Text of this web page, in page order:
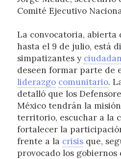
Comité Ejecutivo
La convocatoria, abierta
hasta el 9 de julio, está
simpatizantes y
deseen formar parte de
liderazgo comunitario.
detalló que los
México tendrán la
territorio, escuchar a la
fortalecer la
frente a la crisisque,
provocado los gobiernos